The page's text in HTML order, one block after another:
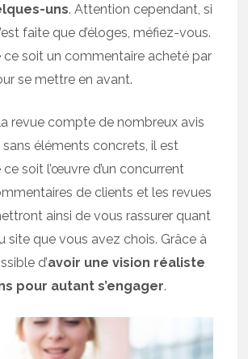
uns. Attention cependant, si
faite que d’éloges, méfiez-vous.
ce soit un commentaire acheté par
se mettre en avant.
revue compte de nombreux avis
sans éléments concrets, il est
soit l’œuvre d’un concurrent
de clients et les revues
ainsi de vous rassurer quant
site que vous avez chois. Grâce à
d’avoir une vision réaliste
pour autant s’engager.